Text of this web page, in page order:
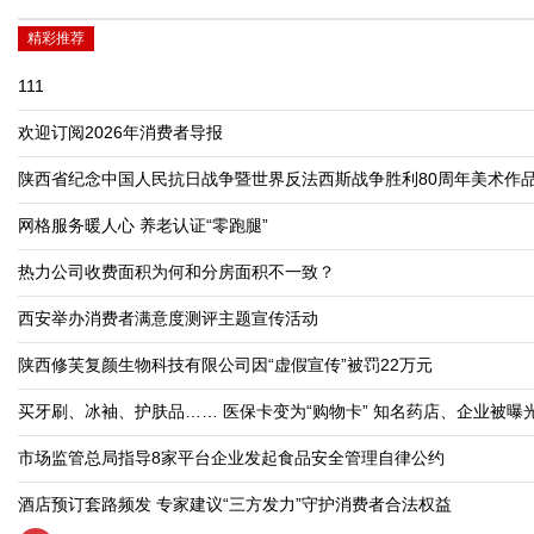
精彩推荐
111
欢迎订阅2026年消费者导报
陕西省纪念中国人民抗日战争暨世界反法西斯战争胜利80周年美术作
网格服务暖人心 养老认证“零跑腿”
热力公司收费面积为何和分房面积不一致？
西安举办消费者满意度测评主题宣传活动
陕西修芙复颜生物科技有限公司因“虚假宣传”被罚22万元
买牙刷、冰袖、护肤品…… 医保卡变为“购物卡” 知名药店、企业被曝
市场监管总局指导8家平台企业发起食品安全管理自律公约
酒店预订套路频发 专家建议“三方发力”守护消费者合法权益